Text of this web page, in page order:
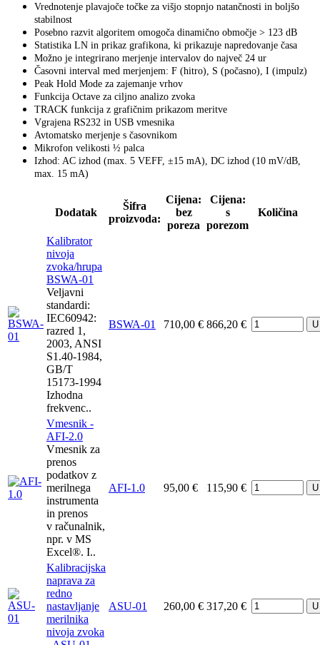
Vrednotenje plavajoče točke za višjo stopnjo natančnosti in boljšo
stabilnost
Posebno razvit algoritem omogoča dinamično območje > 123 dB
Statistika LN in prikaz grafikona, ki prikazuje napredovanje časa
Možno je integrirano merjenje intervalov do največ 24 ur
Časovni interval med merjenjem: F (hitro), S (počasno), I (impulz)
Peak Hold Mode za zajemanje vrhov
Funkcija Octave za ciljno analizo zvoka
TRACK funkcija z grafičnim prikazom meritve
Vgrajena RS232 in USB vmesnika
Avtomatsko merjenje s časovnikom
Mikrofon velikosti ½ palca
Izhod: AC izhod (max. 5 VEFF, ±15 mA), DC izhod (10 mV/dB,
max. 15 mA)
Dodatak
Šifra
proizvoda:
Cijena:
bez
poreza
Cijena:
s
porezom
Količina
Kalibrator
nivoja
zvoka/hrupa
BSWA-01
Veljavni
standardi:
IEC60942:
razred 1,
2003, ANSI
S1.40-1984,
GB/T
15173-1994
Izhodna
frekvenc..
BSWA-01 710,00 € 866,20 €
Vmesnik -
AFI-2.0
Vmesnik za
prenos
podatkov z
merilnega
instrumenta
in prenos
v računalnik,
npr. v MS
Excel®. I..
AFI-1.0 95,00 € 115,90 €
Kalibracijska
naprava za
redno
nastavljanje
merilnika
nivoja zvoka
ASU-01 260,00 € 317,20 €